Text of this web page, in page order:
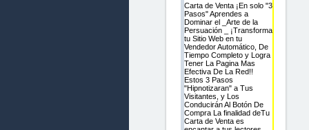
Carta de Venta ¡En solo "3
Pasos" Aprendes a
Dominar el _Arte de la
Persuación _ ¡Transforma
tu Sitio Web en tu
Vendedor Automático, De
Tiempo Completo y Logra
Tener La Pagina Mas
Efectiva De La Red!!
Estos 3 Pasos
"Hipnotizaran" a Tus
Visitantes, y Los
Conducirán Al Botón De
Compra La finalidad deTu
Carta de Venta es